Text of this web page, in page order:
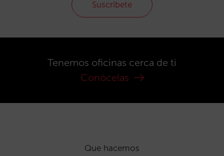
Suscríbete
Tenemos oficinas cerca de ti
Conócelas
Que hacemos